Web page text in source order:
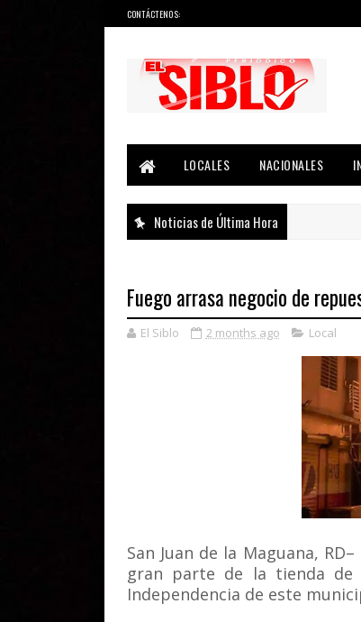
CONTÁCTENOS:
LOCALES
NACIONALES
Noticias de Última Hora
Fuego arrasa negocio de
El Siblo 2 months ago Local
San Juan de la Maguana,
gran parte de la tienda de
Independencia de este